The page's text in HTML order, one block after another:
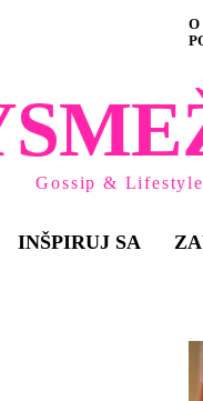
O
Gossip &
INŠPIRUJ SA